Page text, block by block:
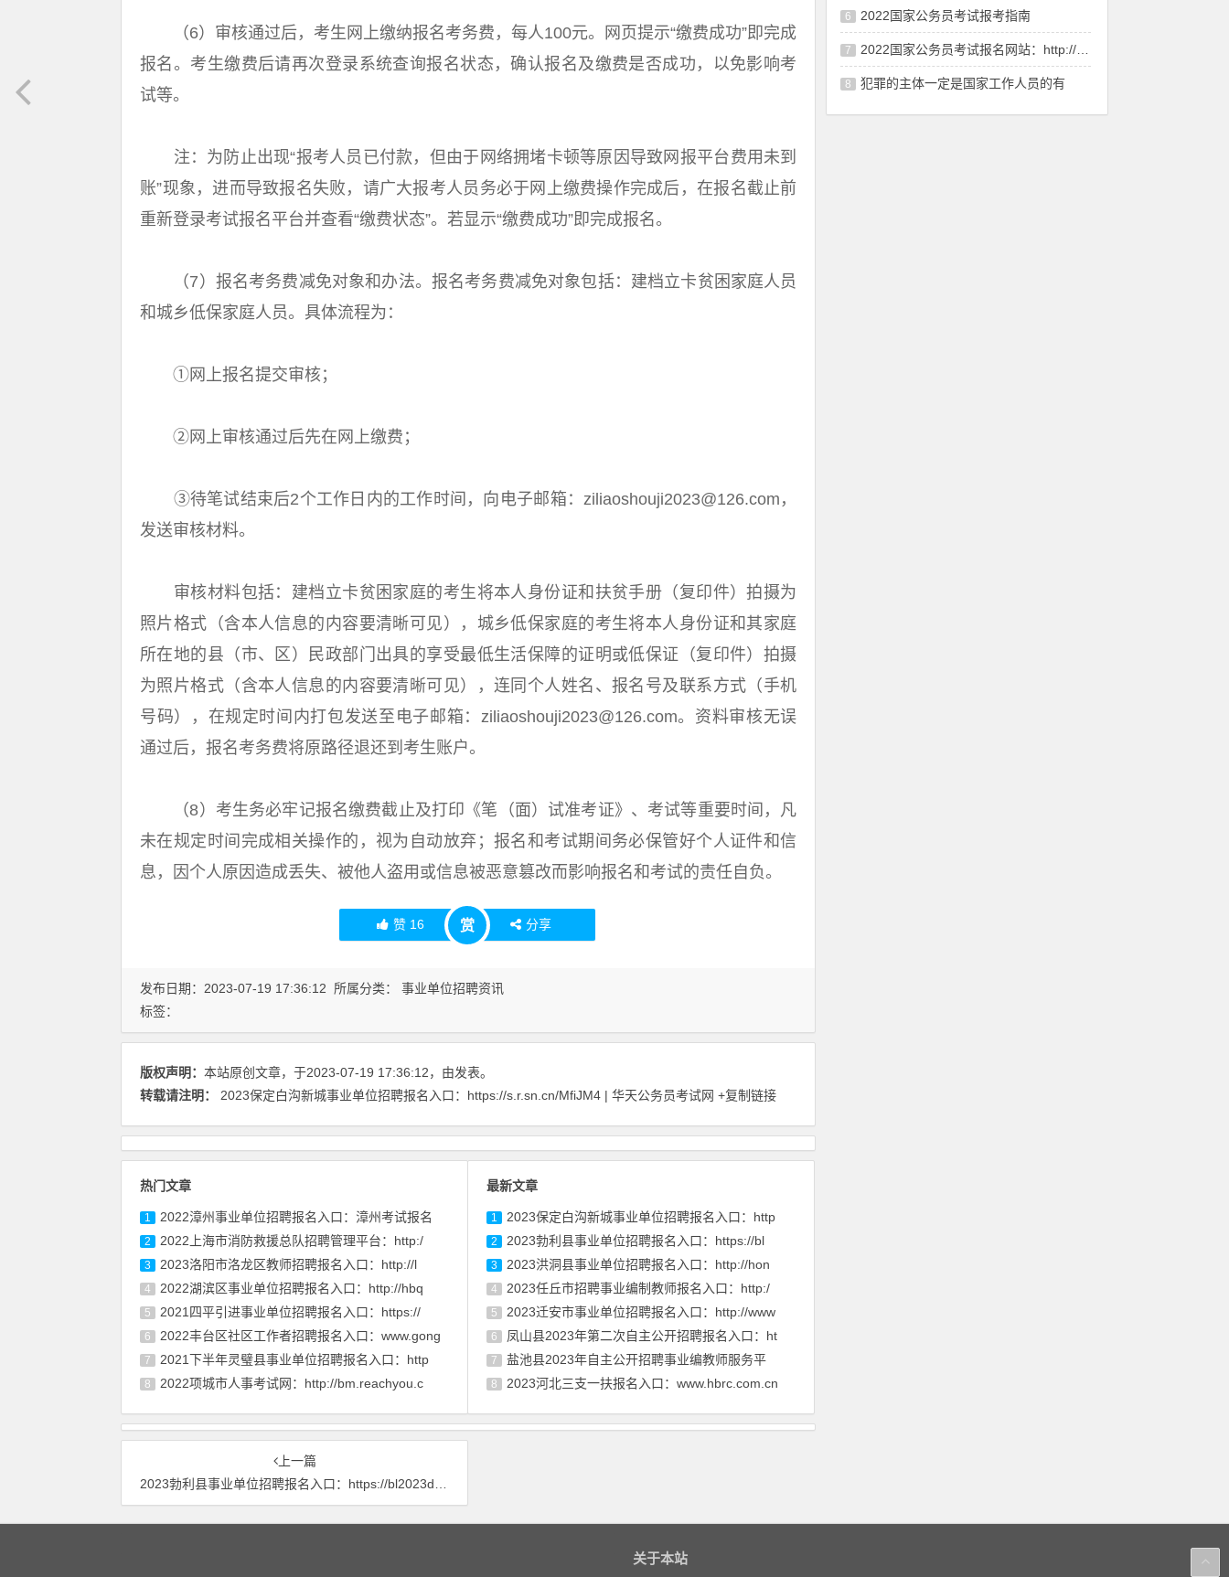
（6）审核通过后，考生网上缴纳报名考务费，每人100元。网页提示“缴费成功”即完成
报名。考生缴费后请再次登录系统查询报名状态，确认报名及缴费是否成功，以免影响考
试等。
注：为防止出现“报考人员已付款，但由于网络拥堵卡顿等原因导致网报平台费用未到
账”现象，进而导致报名失败，请广大报考人员务必于网上缴费操作完成后，在报名截止前
重新登录考试报名平台并查看“缴费状态”。若显示“缴费成功”即完成报名。
（7）报名考务费减免对象和办法。报名考务费减免对象包括：建档立卡贫困家庭人员
和城乡低保家庭人员。具体流程为：
①网上报名提交审核；
②网上审核通过后先在网上缴费；
③待笔试结束后2个工作日内的工作时间，向电子邮箱：ziliaoshouji2023@126.com，
发送审核材料。
审核材料包括：建档立卡贫困家庭的考生将本人身份证和扶贫手册（复印件）拍摄为
照片格式（含本人信息的内容要清晰可见），城乡低保家庭的考生将本人身份证和其家庭
所在地的县（市、区）民政部门出具的享受最低生活保障的证明或低保证（复印件）拍摄
为照片格式（含本人信息的内容要清晰可见），连同个人姓名、报名号及联系方式（手机
号码），在规定时间内打包发送至电子邮箱：ziliaoshouji2023@126.com。资料审核无误
通过后，报名考务费将原路径退还到考生账户。
（8）考生务必牢记报名缴费截止及打印《笔（面）试准考证》、考试等重要时间，凡
未在规定时间完成相关操作的，视为自动放弃；报名和考试期间务必保管好个人证件和信
息，因个人原因造成丢失、被他人盗用或信息被恶意篡改而影响报名和考试的责任自负。
赞 16 赏 分享
发布日期：2023-07-19 17:36:12 所属分类： 事业单位招聘资讯
标签：
版权声明： 本站原创文章，于2023-07-19 17:36:12，由发表。
转载请注明：
2023保定白沟新城事业单位招聘报名入口：https://s.r.sn.cn/MfiJM4 | 华天公务员考试网 +复制链接
热门文章
1 2022漳州事业单位招聘报名入口：漳州考试报名
2 2022上海市消防救援总队招聘管理平台：http:/
3 2023洛阳市洛龙区教师招聘报名入口：http://l
4 2022湖滨区事业单位招聘报名入口：http://hbq
5 2021四平引进事业单位招聘报名入口：https://
6 2022丰台区社区工作者招聘报名入口：www.gong
7 2021下半年灵璧县事业单位招聘报名入口：http
8 2022项城市人事考试网：http://bm.reachyou.c
最新文章
1 2023保定白沟新城事业单位招聘报名入口：http
2 2023勃利县事业单位招聘报名入口：https://bl
3 2023洪洞县事业单位招聘报名入口：http://hon
4 2023任丘市招聘事业编制教师报名入口：http:/
5 2023迁安市事业单位招聘报名入口：http://www
6 凤山县2023年第二次自主公开招聘报名入口：ht
7 盐池县2023年自主公开招聘事业编教师服务平
8 2023河北三支一扶报名入口：www.hbrc.com.cn
上一篇
2023勃利县事业单位招聘报名入口：https://bl2023dj.ibaoming.net
6 2022国家公务员考试报考指南
7 2022国家公务员考试报名网站：http://bm.scs.gov.cn/kl2
8 犯罪的主体一定是国家工作人员的有
关于本站